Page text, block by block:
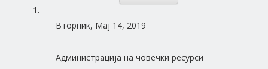
Вторник, Мај 14, 2019
Администрација на човечки ресурси